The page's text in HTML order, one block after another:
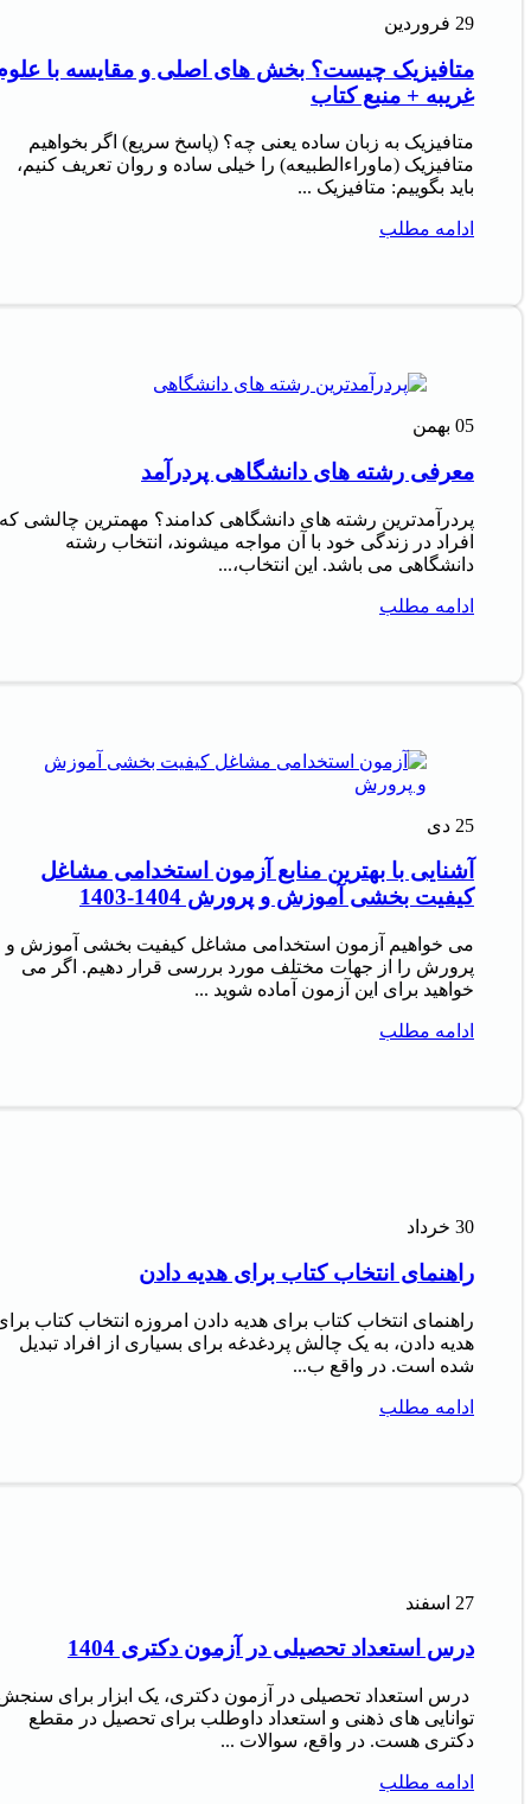
29 فروردین
متافیزیک چیست؟ بخش های اصلی و مقایسه با
غریبه + منبع کتاب
متافیزیک به زبان ساده یعنی چه؟ (پاسخ سریع) اگر بخواهیم
متافیزیک (ماوراءالطبیعه) را خیلی ساده و روان تعریف کنیم،
باید بگوییم: متافیزیک ...
ادامه مطلب
05 بهمن
معرفی رشته های دانشگاهی پردرآمد
پردرآمدترین رشته های دانشگاهی کدامند؟ مهمترین چالشی که
افراد در زندگی خود با آن مواجه میشوند، انتخاب رشته
دانشگاهی می باشد. این انتخاب،...
ادامه مطلب
25 دی
آشنایی با بهترین منابع آزمون استخدامی مشاغل
کیفیت بخشی آموزش و پرورش 1404-1403
می خواهیم آزمون استخدامی مشاغل کیفیت بخشی آموزش و
پرورش را از جهات مختلف مورد بررسی قرار دهیم. اگر می
خواهید برای این آزمون آماده شوید ...
ادامه مطلب
30 خرداد
راهنمای انتخاب کتاب برای هدیه دادن
راهنمای انتخاب کتاب برای هدیه دادن امروزه انتخاب کتاب
هدیه دادن، به یک چالش پردغدغه برای بسیاری از افراد تبدیل
شده است. در واقع ب...
ادامه مطلب
27 اسفند
درس استعداد تحصیلی در آزمون دکتری 1404
درس استعداد تحصیلی در آزمون دکتری، یک ابزار برای
توانایی های ذهنی و استعداد داوطلب برای تحصیل در مقطع
دکتری هست. در واقع، سوالات ...
ادامه مطلب